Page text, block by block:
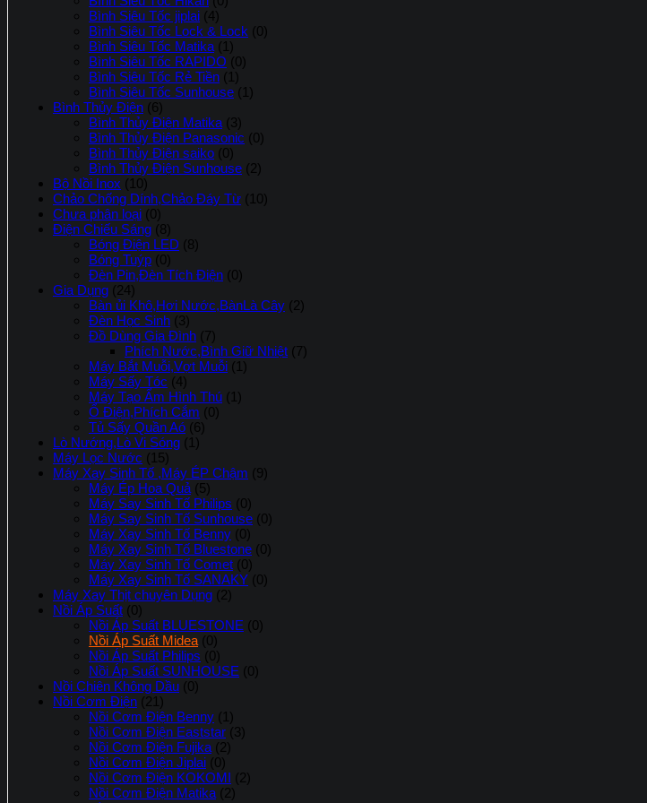
Bình Siêu Tốc jiplai (4)
Bình Siêu Tốc Lock & Lock (0)
Bình Siêu Tốc Matika (1)
Bình Siêu Tốc RAPIDO (0)
Bình Siêu Tốc Rẻ Tiền (1)
Bình Siêu Tốc Sunhouse (1)
Bình Thủy Điện (6)
Bình Thủy Điện Matika (3)
Bình Thủy Điện Panasonic (0)
Bình Thủy Điện saiko (0)
Bình Thủy Điện Sunhouse (2)
Bộ Nồi Inox (10)
Chảo Chống Dính,Chảo Đáy Từ (10)
Chưa phân loại (0)
Điện Chiếu Sáng (8)
Bóng Điện LED (8)
Bóng Tuýp (0)
Đèn Pin,Đèn Tích Điện (0)
Gia Dụng (24)
Bàn ủi Khô,Hơi Nước,BànLà Cây (2)
Đèn Học Sinh (3)
Đồ Dùng Gia Đình (7)
Phích Nước,Bình Giữ Nhiệt (7)
Máy Bắt Muỗi,Vợt Muỗi (1)
Máy Sấy Tóc (4)
Máy Tạo Ẩm Hình Thú (1)
Ổ Điện,Phích Cắm (0)
Tủ Sấy Quần Aó (6)
Lò Nướng,Lò Vi Sóng (1)
Máy Lọc Nước (15)
Máy Xay Sinh Tố ,Máy ÉP Chậm (9)
Máy Ép Hoa Quả (5)
Máy Say Sinh Tố Philips (0)
Máy Say Sinh Tố Sunhouse (0)
Máy Xay Sinh Tố Benny (0)
Máy Xay Sinh Tố Bluestone (0)
Máy Xay Sinh Tố Comet (0)
Máy Xay Sinh Tố SANAKY (0)
Máy Xay Thịt chuyên Dụng (2)
Nồi Áp Suất (0)
Nồi Áp Suất BLUESTONE (0)
Nồi Áp Suất Midea (0)
Nồi Áp Suất Philips (0)
Nồi Áp Suất SUNHOUSE (0)
Nồi Chiên Không Dầu (0)
Nồi Cơm Điện (21)
Nồi Cơm Điện Benny (1)
Nồi Cơm Điện Eaststar (3)
Nồi Cơm Điện Fujika (2)
Nồi Cơm Điện Jiplai (0)
Nồi Cơm Điện KOKOMI (2)
Nồi Cơm Điện Matika (2)